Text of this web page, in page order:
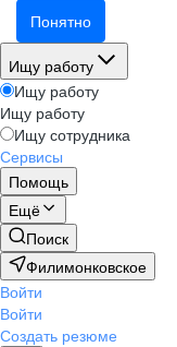
Понятно
Ищу работу
Ищу работу
Ищу работу
Ищу сотрудника
Сервисы
Помощь
Ещё
Поиск
Филимонковское
Войти
Войти
Создать резюме